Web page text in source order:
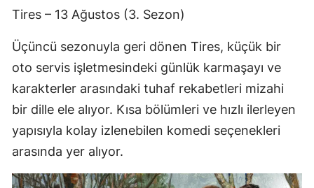
Tires – 13 Ağustos (3. Sezon)
Üçüncü sezonuyla geri dönen Tires, küçük bir
oto servis işletmesindeki günlük karmaşayı ve
karakterler arasındaki tuhaf rekabetleri mizahi
bir dille ele alıyor. Kısa bölümleri ve hızlı ilerleyen
yapısıyla kolay izlenebilen komedi seçenekleri
arasında yer alıyor.